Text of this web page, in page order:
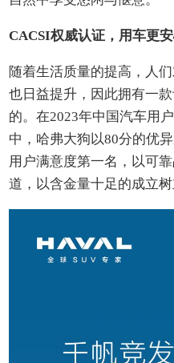
CACSI权威认证，用车更
随着生活质量的提高，人
也日益提升，因此拥有一
的。在2023年中国汽车用
中，哈弗大狗以80分的优
用户满意度第一名，以可
道，以含金量十足的成立树